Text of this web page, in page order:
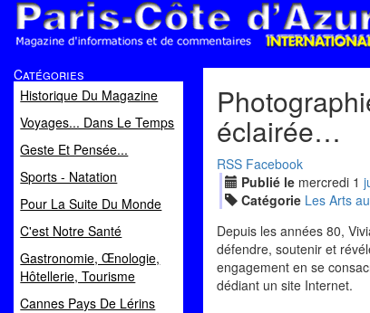
Magazine d'informations et de commentaires
Catégories
Historique Du Magazine
Voyages... Dans Le Temps
Geste Et Pensée...
Sports - Natation
Pour La Suite Du Monde
C'est Notre Santé
Gastronomie, Œnologie,
Hôtellerie, Tourisme
Cannes Pays De Lérins
éclairée…
RSS Facebook
Publié le mercredi 1
Catégorie Les Arts
Depuis les années 80,
défendre, soutenir et
engagement en se
dédiant un site Internet.